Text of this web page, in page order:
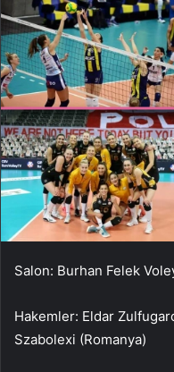
Salon: Burhan Felek
Hakemler: Eldar
Szabolexi (Romanya)